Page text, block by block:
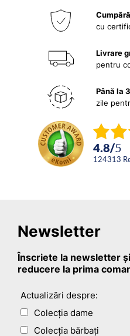
cu
Livrare
pentru
Până la
zile
4.8/5
124313
Newsletter
Înscriete la newsletter
reducere la prima
Actualizări despre:
Colecția dame
Colecția bărbați